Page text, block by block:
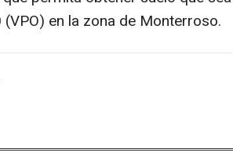
en la zona de Monterroso.